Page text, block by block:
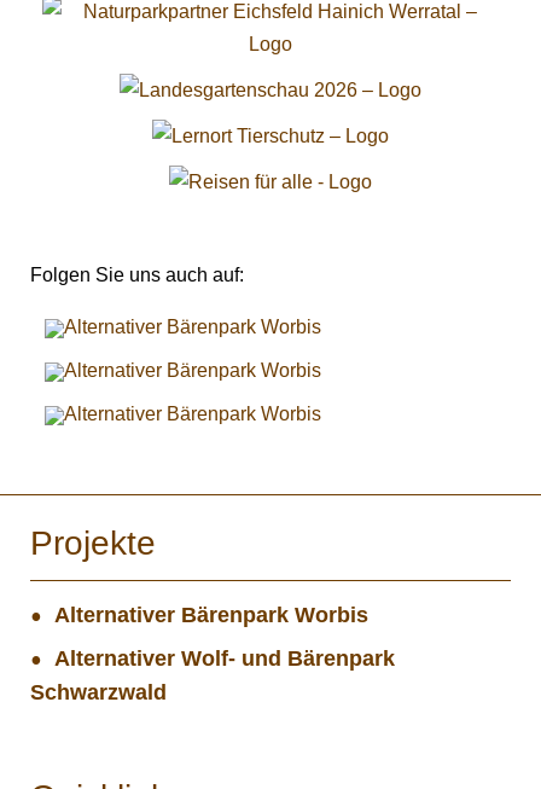
Folgen Sie uns auch auf:
Projekte
Alternativer Bärenpark Worbis
Alternativer Wolf- und Bärenpark
Schwarzwald